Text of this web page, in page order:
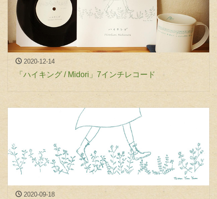
2020-12-14
「ハイキング / Midori」7インチレコード
2020-09-18